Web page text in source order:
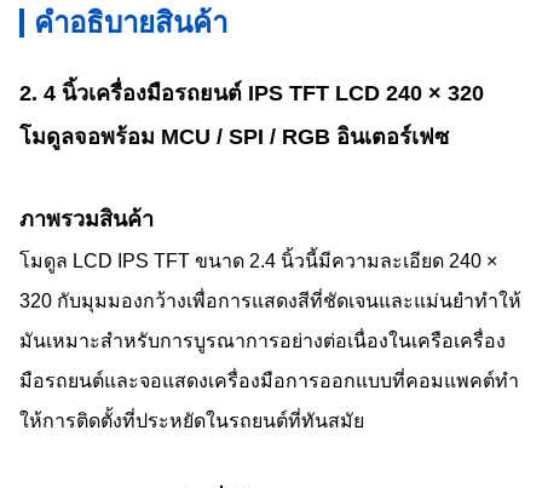
คําอธิบายสินค้า
2. 4 นิ้วเครื่องมือรถยนต์ IPS TFT LCD 240 × 320
โมดูลจอพร้อม MCU / SPI / RGB อินเตอร์เฟซ
ภาพรวมสินค้า
โมดูล LCD IPS TFT ขนาด 2.4 นิ้วนี้มีความละเอียด 240 ×
320 กับมุมมองกว้างเพื่อการแสดงสีที่ชัดเจนและแม่นยําทําให้
มันเหมาะสําหรับการบูรณาการอย่างต่อเนื่องในเครือเครื่อง
มือรถยนต์และจอแสดงเครื่องมือการออกแบบที่คอมแพคต์ทํา
ให้การติดตั้งที่ประหยัดในรถยนต์ที่ทันสมัย